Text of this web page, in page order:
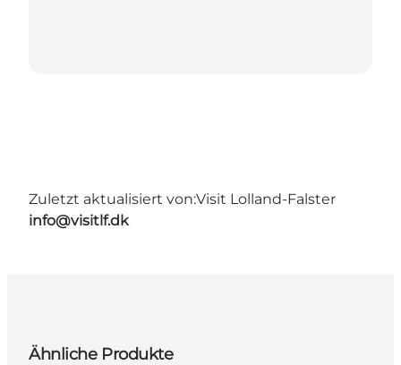
Zuletzt aktualisiert von:Visit Lolland-Falster
info@visitlf.dk
Ähnliche Produkte